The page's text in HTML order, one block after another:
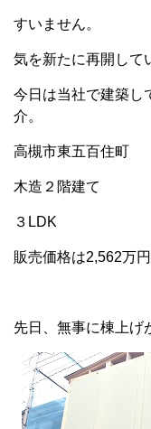
すいません。
気を新たに再開して
今日は当社で建築し
介。
高槻市東五百住町
木造２階建て
３LDK
販売価格は2,562万円
先日、無事に棟上げ